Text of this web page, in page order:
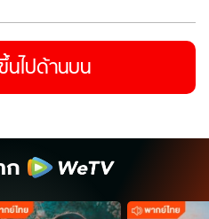
นไปด้านบน
ก